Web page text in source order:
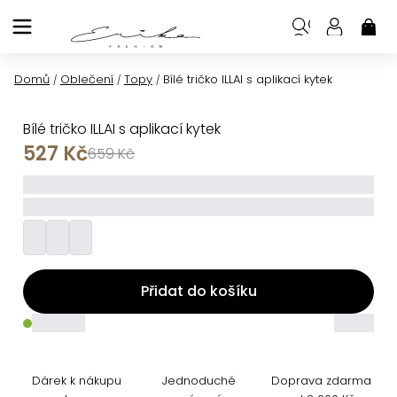
na
Domů / Oblečení / Topy / Bílé tričko ILLAI s aplikací kytek
Bílé tričko ILLAI s aplikací kytek
659 Kč
527 Kč
Přidat do košíku
Dárek k nákupu
Jednoduché
Doprava zdarma